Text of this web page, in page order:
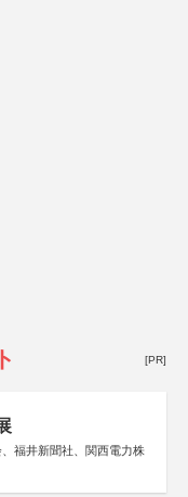
[PR]
福井新聞社、関西電力株